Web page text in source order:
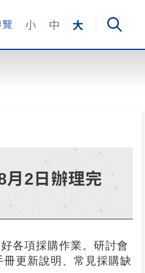
小 中 大
月2日辦理完
各項採購作業。研討會
更新說明、常見採購缺